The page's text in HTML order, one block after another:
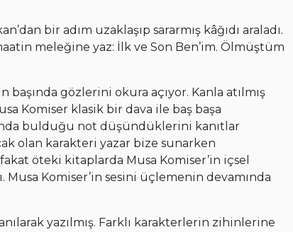
bir adım uzaklaşıp sararmış kâğıdı araladı.
meleğine yaz: İlk ve Son Ben’im. Ölmüştüm
gözlerini okura açıyor. Kanla atılmış
Komiser klasik bir dava ile baş başa
bulduğu not düşündüklerini kanıtlar
olan karakteri yazar bize sunarken
öteki kitaplarda Musa Komiser’in içsel
Komiser’in sesini üçlemenin devamında
yazılmış. Farklı karakterlerin zihinlerine